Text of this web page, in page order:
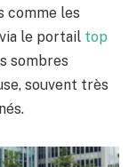
comme les
le portail top
sombres
souvent très